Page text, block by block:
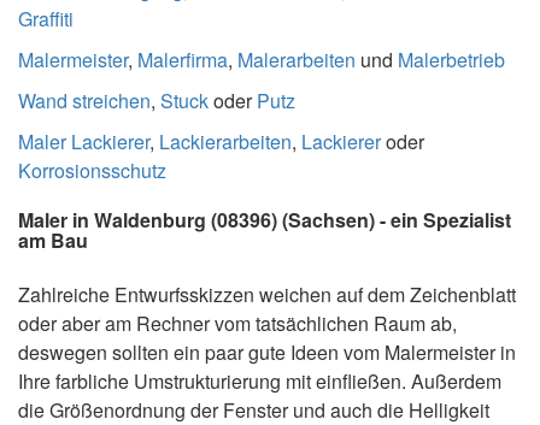
Graffiti
Malermeister, Malerfirma, Malerarbeiten und Malerbetrieb
Wand streichen, StuckoderPutz
Maler Lackierer, Lackierarbeiten, Lackiereroder
Korrosionsschutz
Maler in Waldenburg (08396) (Sachsen) - ein Spezialist
am Bau
Zahlreiche Entwurfsskizzen weichen auf dem Zeichenblatt
oder aber am Rechner vom tatsächlichen Raum ab,
deswegen sollten ein paar gute Ideen vom Malermeister in
Ihre farbliche Umstrukturierung mit einfließen. Außerdem
die Größenordnung der Fenster und auch die Helligkeit